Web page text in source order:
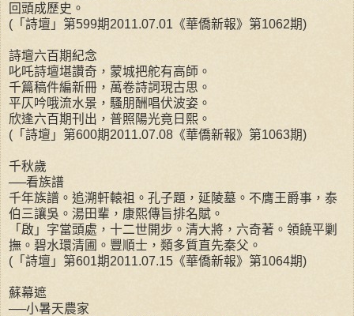
回頭成歷史。
(「詩壇」第599期2011.07.01《華僑新報》第1062期)
詩壇六百期紀念
叱吒詩壇堪讚奇，蒙城把舵有高師。
千篇稿件編新冊，萬卷詩詞現古思。
平仄吟哦流水景，騷朋酬唱伏波姿。
欣逢六百期刊出，普照陽光竟日熙。
(「詩壇」第600期2011.07.08《華僑新報》第1063期)
千秋歲
──看族譜
千年族譜。追溯軒轅祖。孔子題，延陵墓。不膺王爵事，泰
伯三讓吳。湯田輩，康熙傳旨排名賦。
「啟」字當頭處，十二世開步。清大將，六奇著。領饒平剿
撫。碧水環清圃。豐順士，類多質直先秦父。
(「詩壇」第601期2011.07.15《華僑新報》第1064期)
蘇幕遮
──小暑天農家